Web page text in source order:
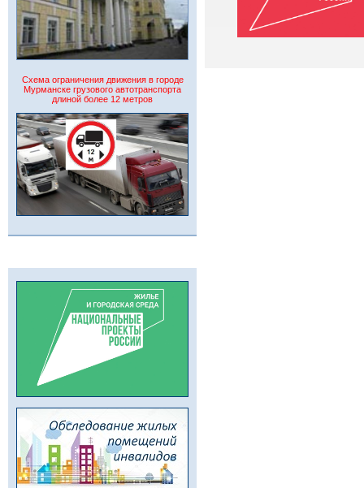
Схема ограничения движения в городе
Мурманске грузового автотранспорта
длиной более 12 метров